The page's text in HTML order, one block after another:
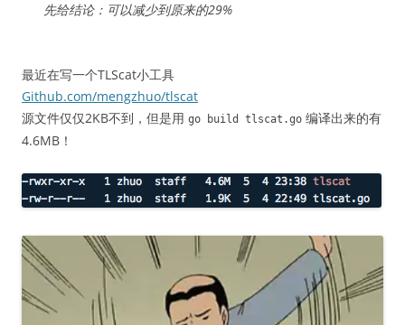
先给结论：可以减少到原来的29%
最近在写一个TLScat小工具
Github.com/mengzhuo/tlscat
源文件仅仅2KB不到，但是用 go build tlscat .go 编译出来的有
4.6MB！